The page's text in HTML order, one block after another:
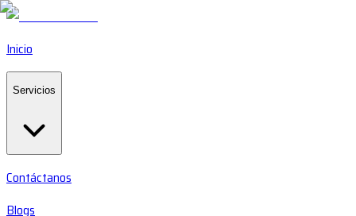
Inicio
Servicios
Contáctanos
Blogs